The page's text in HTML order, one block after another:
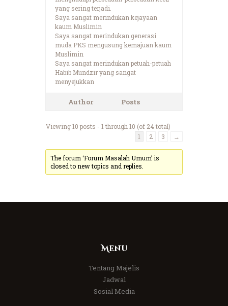
yang sering terjadi.
Saya sangat merindukan kejayaan
kaum Muslimin
Saya sangat merindukan generasi
muda PKS mengusung kemajuan kaum
Muslimin
Saya sangat merindukan petuah-petuah
Habib Mundzir yang sangat
menyejukkan
Author Posts
Viewing 10 posts - 1 through 10 (of 24 total)
1
2 3 →
The forum ‘Forum Masalah Umum’ is
closed to new topics and replies.
Menu
Tentang Majelis
Jadwal
Sosial Media